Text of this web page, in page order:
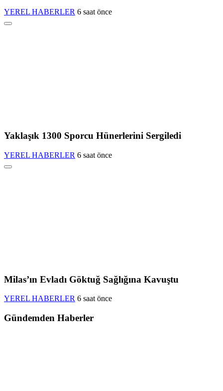
YEREL HABERLER 6 saat önce
Yaklaşık 1300 Sporcu Hünerlerini Sergiledi
YEREL HABERLER 6 saat önce
Milas’ın Evladı Göktuğ Sağlığına Kavuştu
YEREL HABERLER 6 saat önce
Gündemden Haberler